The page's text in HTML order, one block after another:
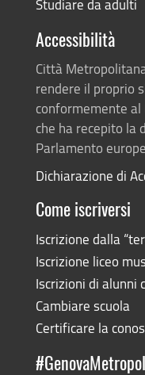
Studiare da adulti
Accessibilità
Città
rendere il proprio
conformemente
che ha recepito
Parlamento
Dichiarazione di
Come iscriversi
Iscrizione dalla
Iscrizione liceo
Iscrizioni di alunni
Cambiare scuola
Certificare la